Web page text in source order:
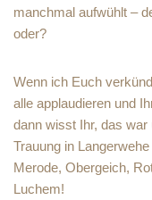
manchmal aufwühlt –
oder?
Wenn ich Euch
alle applaudieren und
dann wisst Ihr, das
Trauung in
Merode, Obergeich,
Luchem!